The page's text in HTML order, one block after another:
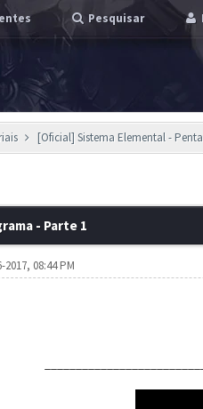
Pesquisar
[Oficial] Sistema Elemental -
- Parte 1
2017, 08:44 PM